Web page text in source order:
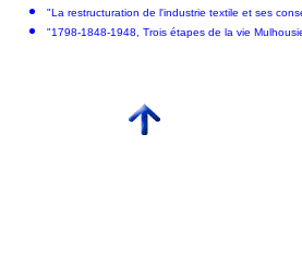
"La restructuration de l'industrie textile et ses
"1798-1848-1948, Trois étapes de la vie